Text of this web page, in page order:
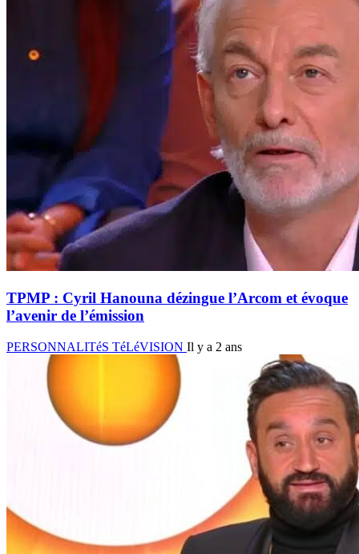
TPMP : Cyril Hanouna dézingue l’Arcom et évoque
l’avenir de l’émission
PERSONNALITéS TéLéVISION Il y a 2 ans